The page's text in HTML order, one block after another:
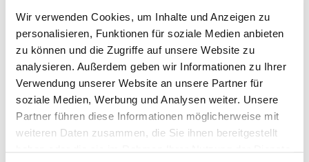
Wir verwenden Cookies, um Inhalte und Anzeigen zu
personalisieren, Funktionen für soziale Medien anbieten
zu können und die Zugriffe auf unsere Website zu
analysieren. Außerdem geben wir Informationen zu Ihrer
Verwendung unserer Website an unsere Partner für
soziale Medien, Werbung und Analysen weiter. Unsere
Partner führen diese Informationen möglicherweise mit
weiteren Daten zusammen, die Sie ihnen bereitgestellt
98%
Recommend
98% KUNDEN EMPFEHLEN DIESES PRODUKT
REZENSION VERFASSEN